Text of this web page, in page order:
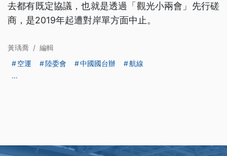
去都有既定協議，也就是透過「觀光小兩會」先行磋
商，是2019年起遭對岸單方面中止。
黃瑀喬 / 編輯
空運
陸委會 中國國台辦
航線
...